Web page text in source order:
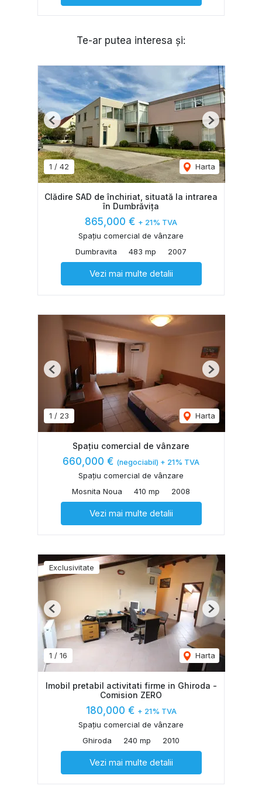
Te-ar putea interesa și:
1 / 42 Harta
Previous Next
Clădire SAD de închiriat, situată la intrarea
în Dumbrăvița
865,000 € + 21% TVA
Spațiu comercial de vânzare
Dumbravita
483 mp 2007
Vezi mai multe detalii
1 / 23 Harta
Previous Next
Spațiu comercial de vânzare
660,000 € (negociabil) + 21% TVA
Spațiu comercial de vânzare
Mosnita Noua
410 mp 2008
Vezi mai multe detalii
Exclusivitate
1 / 16 Harta
Previous Next
Imobil pretabil activitati firme in Ghiroda -
Comision ZERO
180,000 € + 21% TVA
Spațiu comercial de vânzare
Ghiroda
240 mp 2010
Vezi mai multe detalii